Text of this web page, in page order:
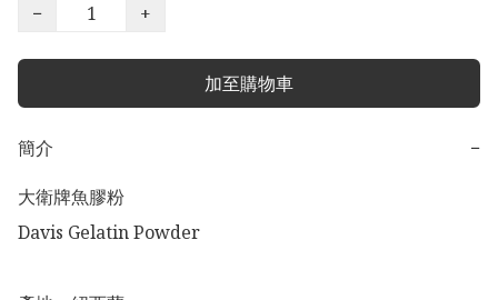
−
+
加至購物車
簡介
−
大衛牌魚膠粉
Davis Gelatin Powder